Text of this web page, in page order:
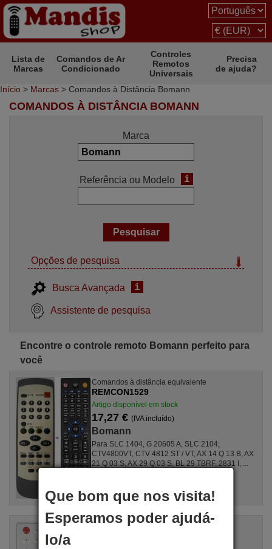
Lista de
Marcas
Comandos de Ar
Condicionado
Controles
Remotos
Universais
Precisa
de ajuda?
Início > Marcas > Comandos à Distância Bomann
COMANDOS À DISTÂNCIA BOMANN
Marca
Referência ou Modelo i
Opções de pesquisa
Busca Avançada i
Assistente de pesquisa
Encontre o controle remoto Bomann perfeito para
você
Comandos à distância equivalente
REMCON1529
Artigo disponível em stock
17,27 €(IVA incluído)
Bomann
Para SLC 1404, G 20605 A, SLC 2104,
CTV4800VT, CTV 4812 ST / VT, AX 14 Q 13 B, AX
21 Q 03 S, AX 29 Q 03 S, BL 29 TBRF, 2831 I, ...
Comandos à distância equivalente
Que bom que nos visita!
Esperamos poder ajudá-
lo/a